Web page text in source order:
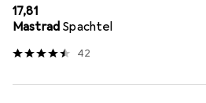
EUR
17,81
Mastrad Spachtel
42